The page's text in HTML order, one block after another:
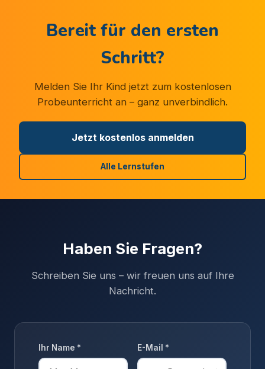
Bereit für den ersten
Schritt?
Melden Sie Ihr Kind jetzt zum kostenlosen
Probeunterricht an – ganz unverbindlich.
Jetzt kostenlos anmelden
Alle Lernstufen
Haben Sie Fragen?
Schreiben Sie uns – wir freuen uns auf Ihre
Nachricht.
Ihr Name * E-Mail *